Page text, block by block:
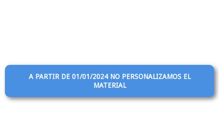
A PARTIR DE 01/01/2024 NO PERSONALIZAMOS EL
MATERIAL